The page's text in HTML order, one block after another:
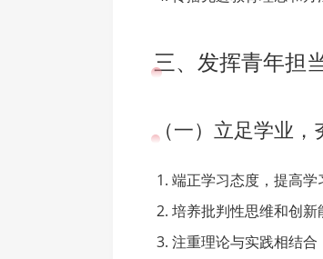
三、发挥青年担
（一）立足学业，
端正学习态度，提高学
培养批判性思维和创新
注重理论与实践相结合